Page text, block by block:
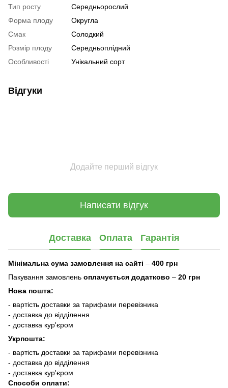
Тип росту
Середньорослий
Форма плоду
Округла
Смак
Солодкий
Розмір плоду
Середньоплідний
Особливості
Унікальний сорт
Відгуки
Додайте перший відгук
Написати відгук
Доставка Оплата Гарантія
Мінімальна сума замовлення на сайті – 400 грн
Пакування замовлень оплачується додатково – 20 грн
Нова пошта:
- вартість доставки за тарифами перевізника
- доставка до відділення
- доставка кур'єром
Укрпошта:
- вартість доставки за тарифами перевізника
- доставка до відділення
- доставка кур'єром
Способи оплати: